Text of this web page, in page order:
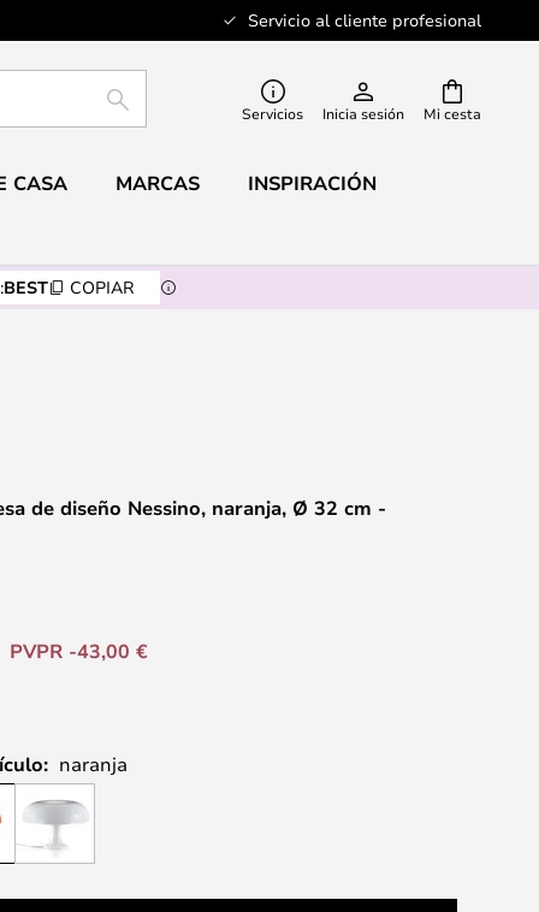
Servicio al cliente profesional
Mi cesta
BUSCAR Servicios Inicia sesión
CASA MARCAS INSPIRACIÓN
BEST COPIAR
de diseño Nessino, naranja, Ø 32 cm -
PVPR -43,00 €
naranja